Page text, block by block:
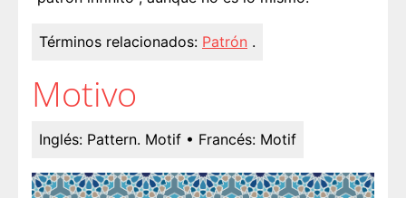
Términos relacionados: Patrón .
Motivo
Inglés: Pattern. Motif • Francés: Motif